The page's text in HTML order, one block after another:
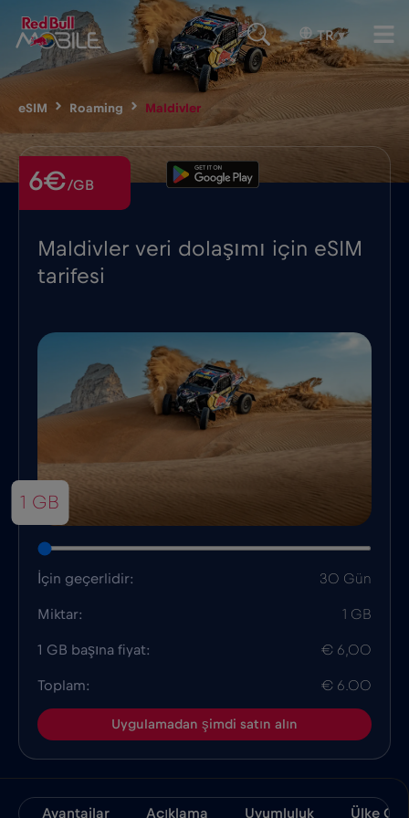
TR ▾
eSIM Roaming Maldivler
Maldivler veri dolaşımı için eSIM
tarifesi
6€/GB
1 GB
İçin geçerlidir: 30 Gün
Miktar: 1 GB
1 GB başına fiyat: € 6,00
Toplam: € 6.00
Uygulamadan şimdi satın alın
Avantajlar Açıklama Uyumluluk Ülke